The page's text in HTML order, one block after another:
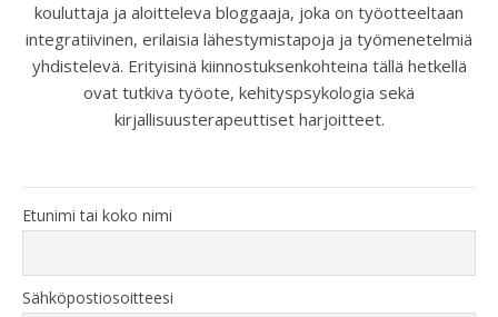
kouluttaja ja aloitteleva bloggaaja, joka on työotteeltaan
integratiivinen, erilaisia lähestymistapoja ja työmenetelmiä
yhdistelevä. Erityisinä kiinnostuksenkohteina tällä hetkellä
ovat tutkiva työote, kehityspsykologia sekä
kirjallisuusterapeuttiset harjoitteet.
Etunimi tai koko nimi
Sähköpostiosoitteesi